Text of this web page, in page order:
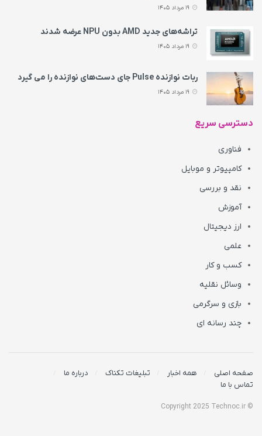
تراشه‌های جدید AMD بدون NPU عرضه شدند
ربات نوازنده Pulse جای دست‌های نوازنده را می‌ گیرد
دسترسی سریع
فناوری
کامپیوتر و موبایل
نقد و بررسی
آموزش
ارز دیجیتال
علمی
کسب و کار
وسائل نقلیه
بازی و سرگرمی
چند رسانه ای
صفحه اصلی همه اخبار تبلیغات تکناک
درباره ما
تماس با ما
© Copyright 2025 Technoc.ir